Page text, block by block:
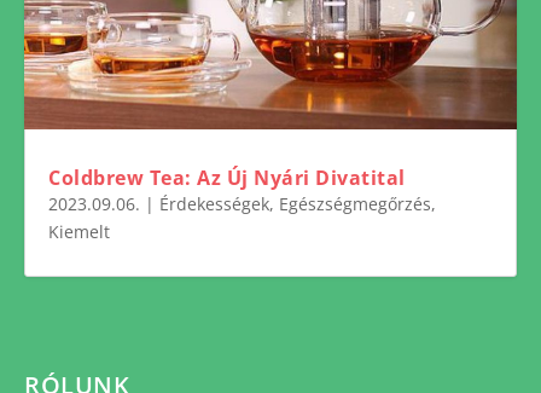
Coldbrew Tea: Az Új Nyári Divatital
2023.09.06. | Érdekességek, Egészségmegőrzés,
Kiemelt
RÓLUNK